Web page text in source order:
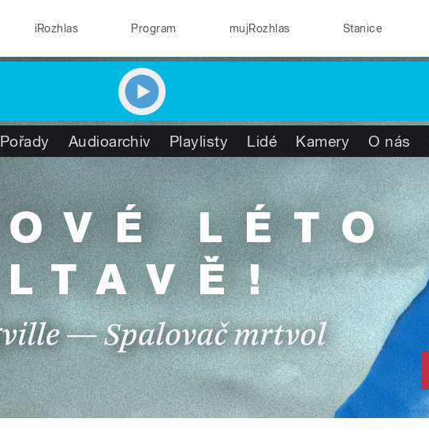
iRozhlas Program mujRozhlas Stanice
Pořady Audioarchiv Playlisty Lidé Kamery O nás